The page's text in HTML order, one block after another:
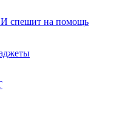
спешит на помощь